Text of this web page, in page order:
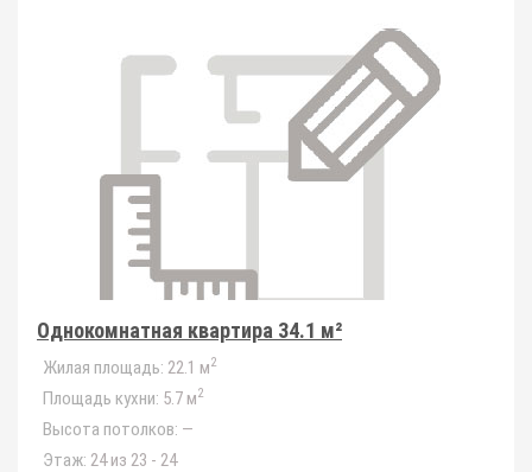
Однокомнатная квартира 34.1 м²
Жилая площадь: 22.1 м2
Площадь кухни: 5.7 м2
Высота потолков: —
Этаж: 24 из 23 - 24